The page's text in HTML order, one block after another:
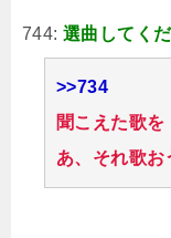
744: 選曲してく
>>734
聞こえた歌を
あ、それ歌お